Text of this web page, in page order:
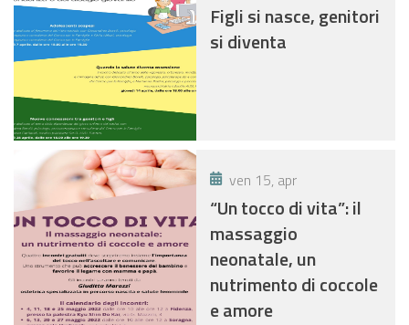
Figli si nasce, genitori
si diventa
ven 15, apr
“Un tocco di vita”: il
massaggio
neonatale, un
nutrimento di coccole
e amore